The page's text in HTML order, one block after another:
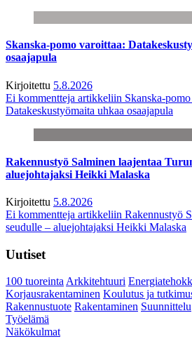
Skanska-pomo varoittaa:
osaajapula
Kirjoitettu 5.8.2026
Ei kommentteja artikkeliin Skanska-
Datakeskustyömaita uhkaa osaajapula
Rakennustyö Salminen laajentaa
aluejohtajaksi Heikki Malaska
Kirjoitettu 5.8.2026
Ei kommentteja artikkeliin Rakennustyö
seudulle – aluejohtajaksi Heikki Malaska
Uutiset
100 tuoreintaArkkitehtuuri
Korjausrakentaminen Koulutus ja
Rakennustuote Rakentaminen Suunnittelu
Työelämä
Näkökulmat